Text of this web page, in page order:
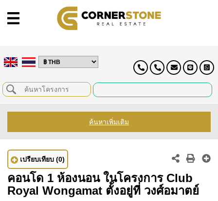
ค้นหาเพิ่มเติม
เปรียบเทียบ (0)
คอนโด 1 ห้องนอน ในโครงการ Club
Royal Wongamat ตั้งอยู่ที่ วงศ์อมาตย์